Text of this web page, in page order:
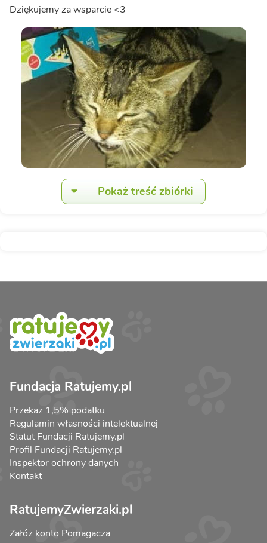
Dziękujemy za wsparcie <3
Pokaż treść zbiórki
Fundacja Ratujemy.pl
Przekaż 1,5% podatku
Regulamin własności intelektualnej
Statut Fundacji Ratujemy.pl
Profil Fundacji Ratujemy.pl
Inspektor ochrony danych
Kontakt
RatujemyZwierzaki.pl
Załóż konto Pomagacza